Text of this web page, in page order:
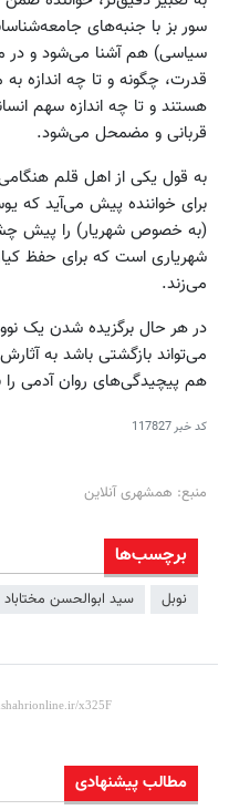
سور بز با جنبه‌های
سیاسی) هم آشنا می‌شود و در
قدرت، چگونه و تا چه اندازه
هستند و تا چه اندازه سهم
قربانی و مضمحل می‌شود.
به قول یکی از اهل قلم
برای خواننده پیش می‌آید که
(به خصوص شهریار) را پیش
شهریاری است که برای حفظ
می‌زند.
در هر حال برگزیده شدن یک
می‌تواند بازگشتی باشد به
هم پیچیدگی‌های روان آدمی را
کد خبر117827
منبع: همشهری آنلاین
برچسب‌ها
نوبل سید ابوالحسن مختاباد
مطالب پیشنهادی